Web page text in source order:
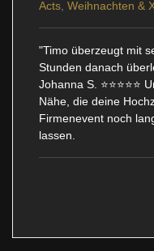
Acts Weihnachten &
"Timo überzeugt mit
Stunden danach
Johanna S.
Nähe, die deine
Firmenevent noch
lassen.